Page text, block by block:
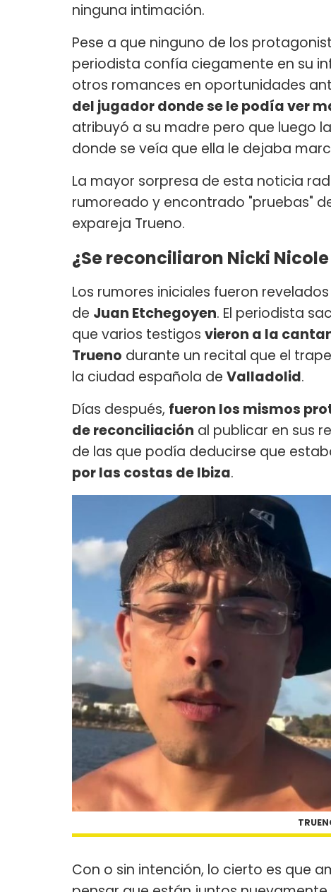
ninguna intimación.
Pese a que ninguno de los
periodista confía ciegamente en su
otros romances en oportunidades
del jugador donde se le podía ver
atribuyó a su madre pero que luego
donde se veía que ella le dejaba
La mayor sorpresa de esta noticia
rumoreado y encontrado "pruebas"
expareja Trueno.
¿Se reconciliaron Nicki
Los rumores iniciales fueron
de Juan Etchegoyen. El periodista
que varios testigos vieron a la
Trueno durante un recital que el
la ciudad española de Valladolid.
Días después, fueron los mismos
de reconciliación al publicar en sus
de las que podía deducirse que
por las costas de Ibiza.
Con o sin intención, lo cierto es que